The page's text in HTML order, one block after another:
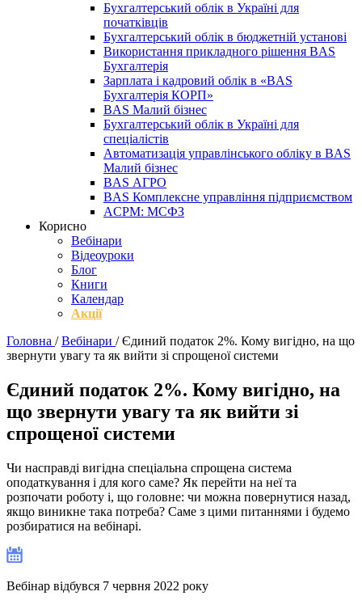
Бухгалтерський облік в Україні для
початківців
Бухгалтерський облік в бюджетній установі
Використання прикладного рішення BAS
Бухгалтерія
Зарплата і кадровий облік в «BAS
Бухгалтерія КОРП»
BAS Малий бізнес
Бухгалтерський облік в Україні для
спеціалістів
Автоматизація управлінського обліку в BAS
Малий бізнес
BAS АГРО
BAS Комплексне управління підприємством
ACPM: МСФЗ
Корисно
Вебінари
Відеоуроки
Блог
Книги
Календар
Акції
Головна / Вебінари / Єдиний податок 2%. Кому вигідно, на що
звернути увагу та як вийти зі спрощеної системи
Єдиний податок 2%. Кому вигідно, на
що звернути увагу та як вийти зі
спрощеної системи
Чи насправді вигідна спеціальна спрощена система
оподаткування і для кого саме? Як перейти на неї та
розпочати роботу і, що головне: чи можна повернутися назад,
якщо виникне така потреба? Саме з цими питаннями і будемо
розбиратися на вебінарі.
Вебінар відбувся 7 червня 2022 року